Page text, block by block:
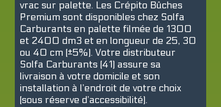
vrac sur palette. Les Crépito Bûches
Premium sont disponibles chez Solfa
Carburants en palette filmée de 1300
et 2400 dm3 et en longueur de 25, 30
ou 40 cm (±5%). Votre distributeur
Solfa Carburants (41) assure sa
livraison à votre domicile et son
installation à l’endroit de votre choix
(sous réserve d’accessibilité).